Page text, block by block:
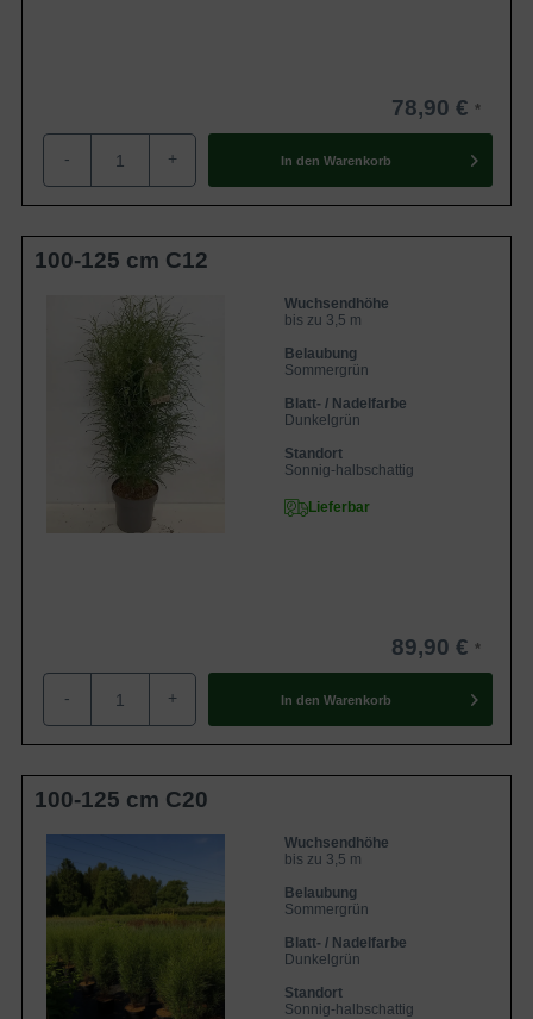
78,90 €
- + In den Warenkorb
100-125 cm C12
Wuchsendhöhe
bis zu 3,5 m
Belaubung
Sommergrün
Blatt- / Nadelfarbe
Dunkelgrün
Standort
Sonnig-halbschattig
Lieferbar
89,90 €
- + In den Warenkorb
100-125 cm C20
Wuchsendhöhe
bis zu 3,5 m
Belaubung
Sommergrün
Blatt- / Nadelfarbe
Dunkelgrün
Standort
Sonnig-halbschattig